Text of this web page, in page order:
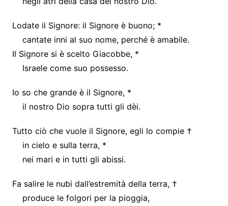
Lodate il Signore: il Signore è buono; *
cantate inni al suo nome, perché è amabile.
Il Signore si è scelto Giacobbe, *
Israele come suo possesso.
Io so che grande è il Signore, *
il nostro Dio sopra tutti gli dèi.
Tutto ciò che vuole il Signore, egli lo compie †
in cielo e sulla terra, *
nei mari e in tutti gli abissi.
Fa salire le nubi dall’estremità della terra, †
produce le folgori per la pioggia,